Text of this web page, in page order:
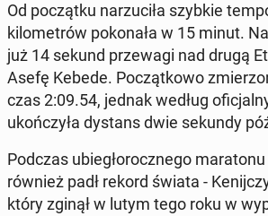
Od początku narzu­ciła szybkie
kilo­metrów pokon­ała w 15 minut.
już 14 sekund przewa­gi nad drugą
Asefę Kebede. Początkowo
czas 2:09.54, jednak według
ukończyła dystans dwie sekundy
Podczas ubiegłorocznego
również padł rekord świata -
który zginął w lutym tego roku w